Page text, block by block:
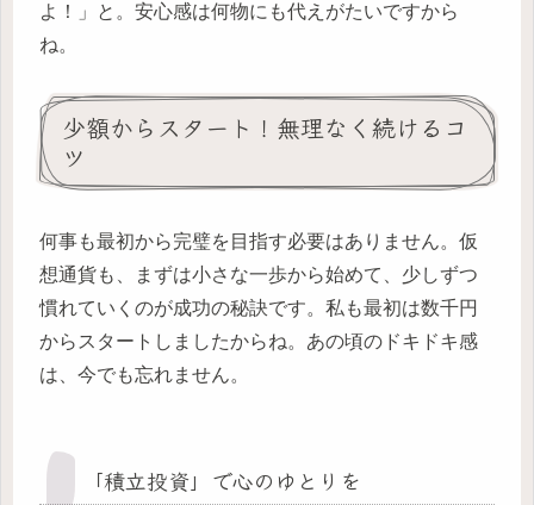
よ！」と。安心感は何物にも代えがたいですから
ね。
少額からスタート！無理なく続けるコ
ツ
何事も最初から完璧を目指す必要はありません。仮
想通貨も、まずは小さな一歩から始めて、少しずつ
慣れていくのが成功の秘訣です。私も最初は数千円
からスタートしましたからね。あの頃のドキドキ感
は、今でも忘れません。
「積立投資」で心のゆとりを